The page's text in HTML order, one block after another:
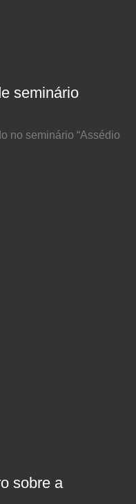
seminário
no seminário “Assédio
sobre a